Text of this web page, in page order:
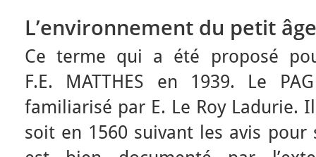
L’environnement du petit
Ce terme qui a été proposé
F.E. MATTHES en 1939. Le
familiarisé par E. Le Roy Ladurie.
soit en 1560 suivant les avis